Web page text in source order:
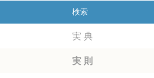
検索
実 典
実 則